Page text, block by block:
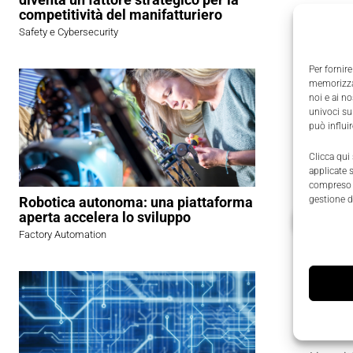
Per
noi e ai
univoci
può
Clicca qui
applicate
gestione
competitività del manifatturiero
Safety e Cybersecurity
Robotica autonoma: una piattaforma
aperta accelera lo sviluppo
Factory Automation
Il
Inoltre,
Le